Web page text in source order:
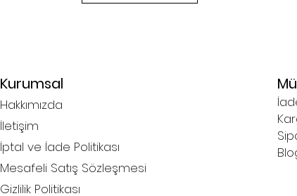
Kurumsal
Hakkımızda
İletişim
İptal ve İade Politikası
Mesafeli Satış Sözleşmesi
Gizlilik Politikası